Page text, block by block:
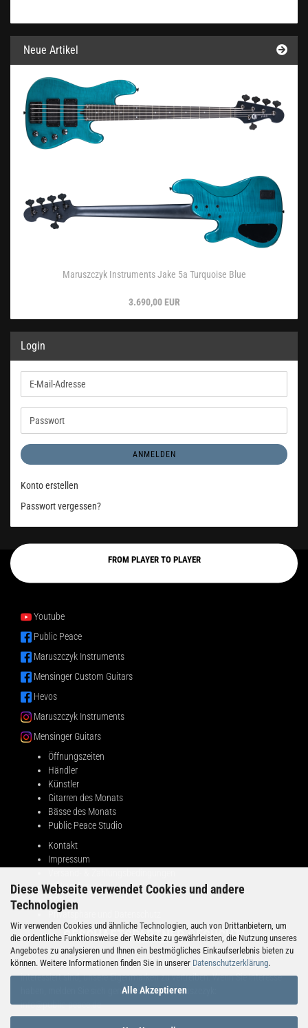
Diese Webseite verwendet Cookies und andere
Technologien
Wir verwenden Cookies und ähnliche Technologien, auch von Drittanbietern, um
die ordentliche Funktionsweise der Website zu gewährleisten, die Nutzung unseres
Angebotes zu analysieren und Ihnen ein bestmögliches Einkaufserlebnis bieten zu
können. Weitere Informationen finden Sie in unserer Datenschutzerklärung.
Alle Akzeptieren
Neue Artikel
Maruszczyk Instruments Jake 5a Turquoise Blue
3.690,00 EUR
Login
E-
Mail-
Adresse
Passwort
ANMELDEN
Konto erstellen
Passwort vergessen?
FROM PLAYER TO PLAYER
Youtube
Public Peace
Maruszczyk Instruments
Mensinger Custom Guitars
Hevos
Maruszczyk Instruments
Mensinger Guitars
Öffnungszeiten
Händler
Künstler
Gitarren des Monats
Bässe des Monats
Public Peace Studio
Kontakt
Impressum
Widerrufsrecht
AGB
Privatsphäre und Datenschutz
GESCHÄFTSPARTNER GESUCHT!
Public Peace sucht Partner in verschiedenen Ländern, die daran
interessiert sind, unsere Eigenmarken zu vertreiben. Wenn Sie Interesse
haben, melden Sie sich gerne bei Adrian Maruszczyk:
info@public-peace.de